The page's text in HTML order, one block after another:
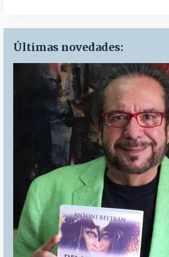
Últimas novedades: